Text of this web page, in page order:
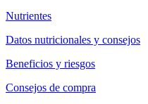
Nutrientes
Datos nutricionales y consejos
Beneficios y riesgos
Consejos de compra